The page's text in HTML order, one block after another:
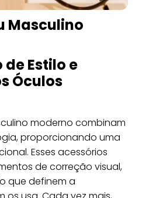
Masculino
Estilo e
Óculos
moderno combinam
proporcionando uma
Esses acessórios
de correção visual,
que definem a